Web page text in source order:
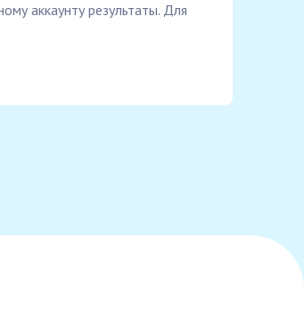
аккаунту результаты. Для